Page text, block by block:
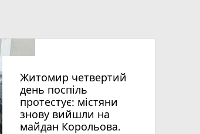
Житомир четвертий
день поспіль
протестує: містяни
знову вийшли на
майдан Корольова.